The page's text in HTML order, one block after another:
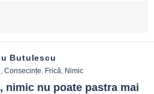
Butulescu
, Consecințe, Frică, Nimic
nimic nu poate pastra mai